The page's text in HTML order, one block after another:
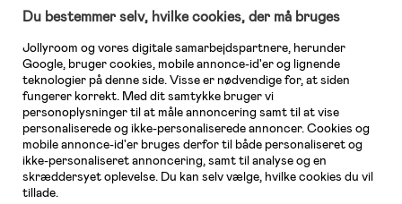
barnevogne, autostole, børne- og babytøj, produkter til gravide og ammende
mødre, indretning og inspiration, legetøj, babyudstyr og meget mere. Vi
tilbyder produkter fra velkendte varemærker som Britax, Maxi-Cosi, Baby
Jogger, BabyBjörn, Didriksons, KidKraft, Ergobaby, Phillips Avent, Neonate,
Cybex, LEGO og mange flere. Kort sagt - et kæmpe sortiment venter på dig!
Du bestemmer selv, hvilke cookies, der må bruges
Jollyroom og vores digitale samarbejdspartnere, herunder
Google, bruger cookies, mobile annonce-id'er og lignende
teknologier på denne side. Visse er nødvendige for, at siden
fungerer korrekt. Med dit samtykke bruger vi
personoplysninger til at måle annoncering samt til at vise
personaliserede og ikke-personaliserede annoncer. Cookies og
mobile annonce-id'er bruges derfor til både personaliseret og
ikke-personaliseret annoncering, samt til analyse og en
skræddersyet oplevelse. Du kan selv vælge, hvilke cookies du vil
tillade.